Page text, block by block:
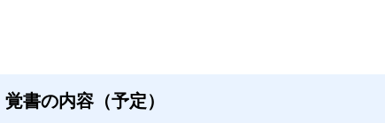
覚書の内容（予定）